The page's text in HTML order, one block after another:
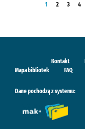
1 2 3 4
Kontakt
Mapa bibliotek
FAQ
Dane pochodzą z systemu: